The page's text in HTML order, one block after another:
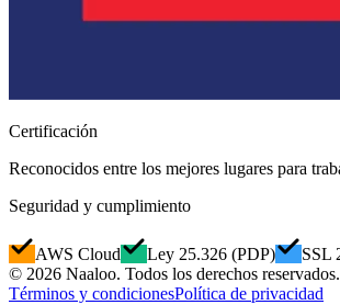
Certificación
Reconocidos entre los mejores lugares para
Seguridad y cumplimiento
AWS Cloud Ley 25.326 (PDP)
SSL
© 2026 Naaloo. Todos los derechos reservados.
Términos y condicionesPolítica de privacidad